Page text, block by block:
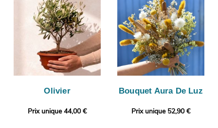
Olivier
Prix unique 44,00 €
Bouquet Aura De Luz
Prix unique 52,90 €